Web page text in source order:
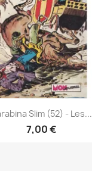
Pikakatselu
Slim (52) - Les...
7,00 €